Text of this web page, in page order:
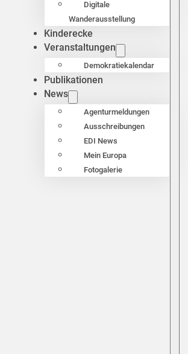
Digitale
Wanderausstellung
Kinderecke
Veranstaltungen
Demokratiekalendar
Publikationen
News
Agenturmeldungen
Ausschreibungen
EDI News
Mein Europa
Fotogalerie